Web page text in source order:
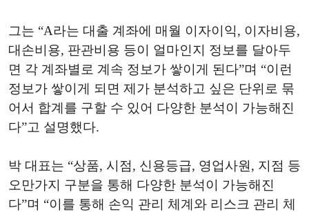
그는 “A라는 대출 계좌에 매월 이자이익, 이자비용,
대손비용, 판관비용 등이 얼마인지 정보를 달아두
면 각 계좌별로 계속 정보가 쌓이게 된다”며 “이런
정보가 쌓이게 되면 제가 분석하고 싶은 단위로 묶
어서 합계를 구할 수 있어 다양한 분석이 가능해진
다”고 설명했다.
박 대표는 “상품, 시점, 신용등급, 영업사원, 지점 등
오만가지 구분을 통해 다양한 분석이 가능해진
다”며 “이를 통해 손익 관리 체계와 리스크 관리 체